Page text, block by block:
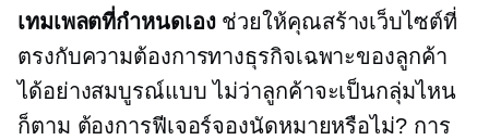
เทมเพลตที่กำหนดเองช่วยให้คุณสร้างเว็บไซต์ที่
ตรงกับความต้องการทางธุรกิจเฉพาะของลูกค้า
ได้อย่างสมบูรณ์แบบ ไม่ว่าลูกค้าจะเป็นกลุ่มไหน
ก็ตาม ต้องการฟีเจอร์จองนัดหมายหรือไม่? การ